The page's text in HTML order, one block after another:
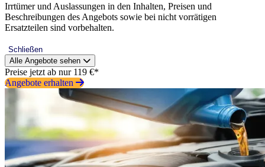
Irrtümer und Auslassungen in den Inhalten, Preisen und
Beschreibungen des Angebots sowie bei nicht vorrätigen
Ersatzteilen sind vorbehalten.
Schließen
Alle Angebote sehen
Preise jetzt ab nur 119 €*
Angebote erhalten